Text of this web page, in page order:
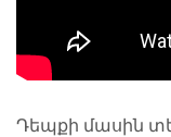
Դեպքի մասին